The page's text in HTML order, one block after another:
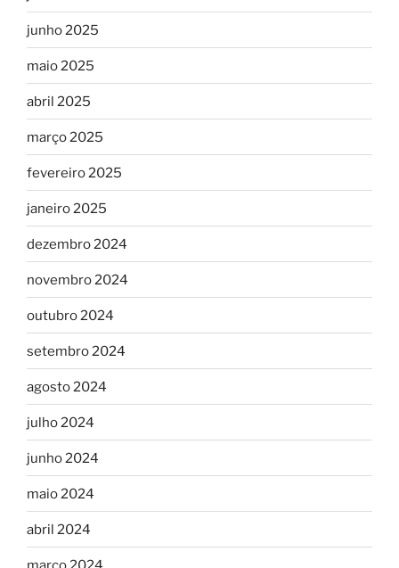
junho 2025
maio 2025
abril 2025
março 2025
fevereiro 2025
janeiro 2025
dezembro 2024
novembro 2024
outubro 2024
setembro 2024
agosto 2024
julho 2024
junho 2024
maio 2024
abril 2024